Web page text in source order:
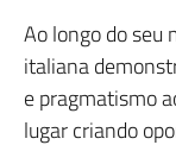
Ao longo do seu
italiana
e pragmatismo
lugar criando